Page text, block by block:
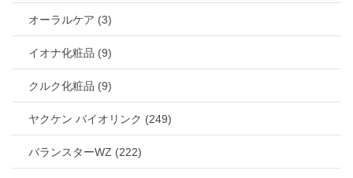
オーラルケア (3)
イオナ化粧品 (9)
クルク化粧品 (9)
ヤクケン バイオリンク (249)
バランスターWZ (222)